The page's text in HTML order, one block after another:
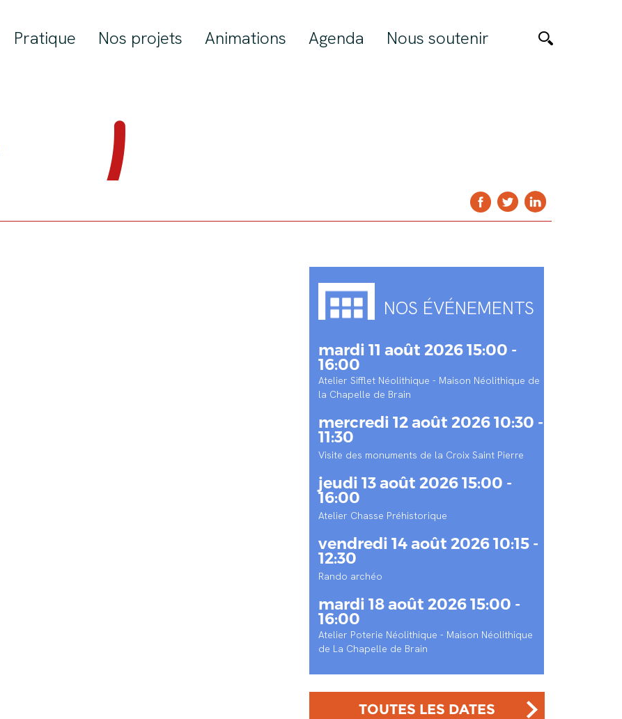
Pratique Nos projets Animations Agenda Nous soutenir
NOS ÉVÉNEMENTS
mardi 11 août 2026 15:00 -
16:00
Atelier Sifflet Néolithique - Maison Néolithique de
la Chapelle de Brain
mercredi 12 août 2026 10:30 -
11:30
Visite des monuments de la Croix Saint Pierre
jeudi 13 août 2026 15:00 -
16:00
Atelier Chasse Préhistorique
vendredi 14 août 2026 10:15 -
12:30
Rando archéo
mardi 18 août 2026 15:00 -
16:00
Atelier Poterie Néolithique - Maison Néolithique
de La Chapelle de Brain
TOUTES LES DATES